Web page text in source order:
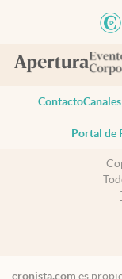
Contacto
Portal de
cronista.com es